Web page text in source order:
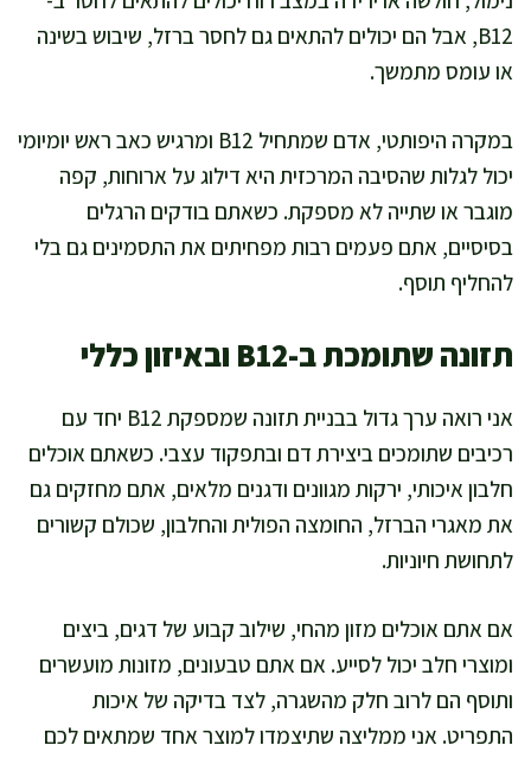
B12, אבל הם יכולים להתאים גם לחסר ברזל, שיבוש בשינה
או עומס מתמשך.
במקרה היפותטי, אדם שמתחיל B12 ומרגיש כאב ראש יומיומי
יכול לגלות שהסיבה המרכזית היא דילוג על ארוחות, קפה
מוגבר או שתייה לא מספקת. כשאתם בודקים הרגלים
בסיסיים, אתם פעמים רבות מפחיתים את התסמינים גם בלי
להחליף תוסף.
תזונה שתומכת ב-B12 ובאיזון כללי
אני רואה ערך גדול בבניית תזונה שמספקת B12 יחד עם
רכיבים שתומכים ביצירת דם ובתפקוד עצבי. כשאתם אוכלים
חלבון איכותי, ירקות מגוונים ודגנים מלאים, אתם מחזקים גם
את מאגרי הברזל, החומצה הפולית והחלבון, שכולם קשורים
לתחושת חיוניות.
אם אתם אוכלים מזון מהחי, שילוב קבוע של דגים, ביצים
ומוצרי חלב יכול לסייע. אם אתם טבעונים, מזונות מועשרים
ותוסף הם לרוב חלק מהשגרה, לצד בדיקה של איכות
התפריט. אני ממליצה שתיצמדו למוצר אחד שמתאים לכם